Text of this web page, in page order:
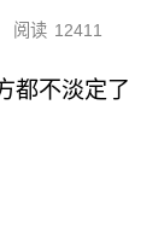
阅读 12411
都不淡定了